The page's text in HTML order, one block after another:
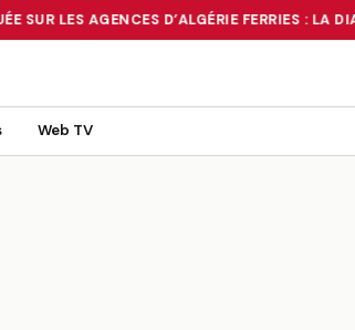
SUR LES AGENCES D’ALGÉRIE FERRIES : LA
MIRAGE ? •RUÉE SUR LES AGENCES
Web TV